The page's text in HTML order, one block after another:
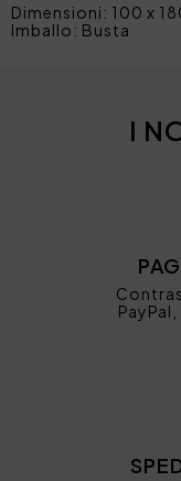
Dimensioni: 100 x
Imballo: Busta
I